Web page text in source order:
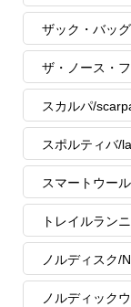
ザック・バッグ
ザ・ノース・
スカルパ/
スポルティバ/
スマートウー
トレイルラン
ノルディスク/
ノルディック